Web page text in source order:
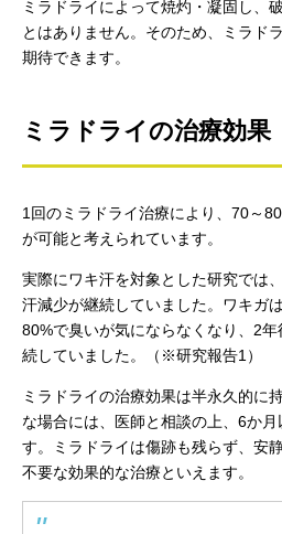
ミラドライによって焼灼・凝固し、
とはありません。そのため、ミラド
期待できます。
ミラドライの治療効果
1回のミラドライ治療により、70～
が可能と考えられています。
実際にワキ汗を対象とした研究では
汗減少が継続していました。ワキガ
80%で臭いが気にならなくなり、2
続していました。（※研究報告1）
ミラドライの治療効果は半永久的に
な場合には、医師と相談の上、6か
す。ミラドライは傷跡も残らず、安
不要な効果的な治療といえます。